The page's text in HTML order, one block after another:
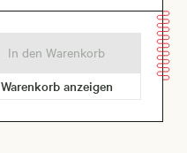
In den Warenkorb
Warenkorb anzeigen